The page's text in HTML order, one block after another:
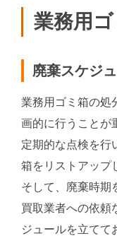
業務用
廃棄スケジ
業務用ゴミ箱の処
画的に行うことが
定期的な点検を行
箱をリストアップ
そして、廃棄時期
買取業者への依頼
ジュールを立てて